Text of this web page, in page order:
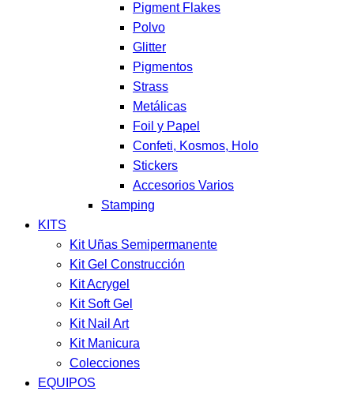
Pigment Flakes
Polvo
Glitter
Pigmentos
Strass
Metálicas
Foil y Papel
Confeti, Kosmos, Holo
Stickers
Accesorios Varios
Stamping
KITS
Kit Uñas Semipermanente
Kit Gel Construcción
Kit Acrygel
Kit Soft Gel
Kit Nail Art
Kit Manicura
Colecciones
EQUIPOS